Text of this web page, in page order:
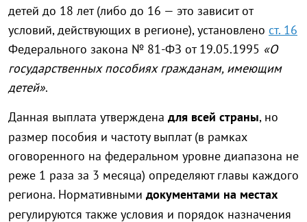
детей до 18 лет (либо до 16 — это зависит от
условий, действующих в регионе), установлено ст. 16
Федерального закона № 81-ФЗ от 19.05.1995 «О
государственных пособиях гражданам, имеющим
детей».
Данная выплата утверждена для всей страны, но
размер пособия и частоту выплат (в рамках
оговоренного на федеральном уровне диапазона не
реже 1 раза за 3 месяца) определяют главы каждого
региона. Нормативными документами на местах
регулируются также условия и порядок назначения